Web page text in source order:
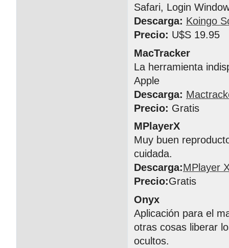
Safari, Login
Descarga: Koingo
Precio: U$S 19.95
MacTracker
La herramienta
Apple
Descarga:
Precio: Gratis
MPlayerX
Muy buen
cuidada.
Descarga:MPlayer
Precio:Gratis
Onyx
Aplicación para el
otras cosas liberar
ocultos.